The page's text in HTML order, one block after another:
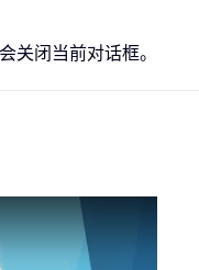
关闭当前对话框。